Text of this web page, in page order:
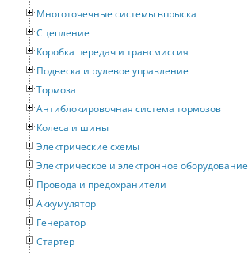
Многоточечные системы впрыска
Сцепление
Коробка передач и трансмиссия
Подвеска и рулевое управление
Тормоза
Антиблокировочная система тормозов
Колеса и шины
Электрические схемы
Электрическое и электронное оборудование
Провода и предохранители
Аккумулятор
Генератор
Стартер